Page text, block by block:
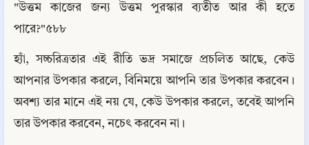
"উত্তম কাজের জন্য উত্তম পুরস্কার ব্যতীত আর কী হতে
পারে?"৫৮৮
হ্যাঁ, সচ্চরিত্রতার এই রীতি ভদ্র সমাজে প্রচলিত আছে, কেউ
আপনার উপকার করলে, বিনিময়ে আপনি তার উপকার করবেন।
অবশ্য তার মানে এই নয় যে, কেউ উপকার করলে, তবেই আপনি
তার উপকার করবেন, নচেৎ করবেন না।